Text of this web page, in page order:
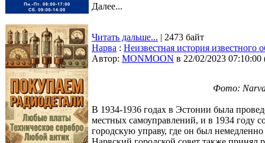
Далее...
Читать дальше... | 2473 байт
Нарва : Неизвестная история известного
Автор: MONMOON в 22/02/2023 07:10:00
Фото:
В 1934-1936 годах в Эстонии была
местных самоуправлений, и в 1934 году
городскую управу, где он был